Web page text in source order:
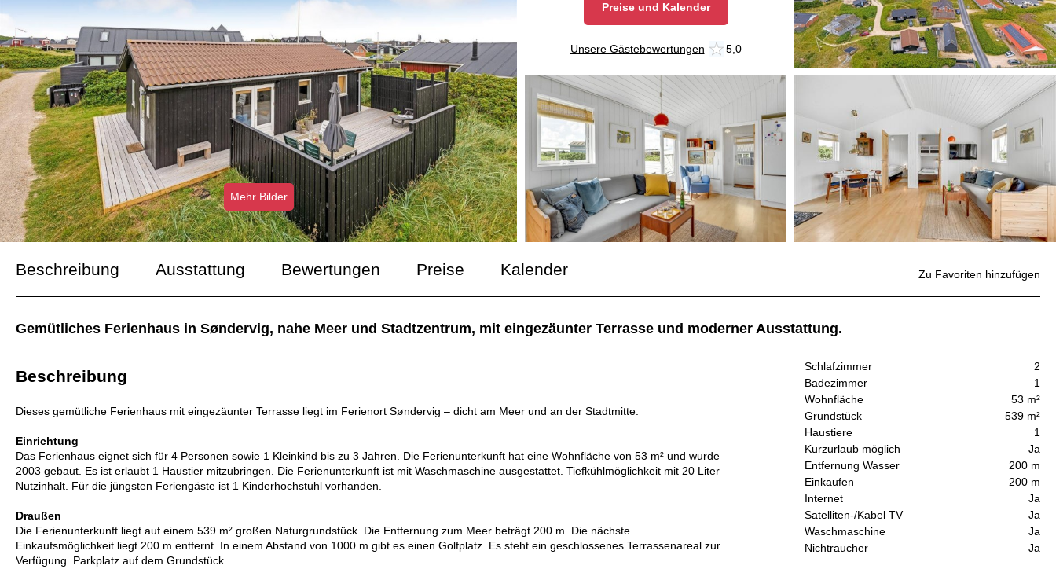
Mehr Bilder
Preise und Kalender
Unsere Gästebewertungen 5,0
Beschreibung Ausstattung Bewertungen Preise Kalender
Gemütliches Ferienhaus in Søndervig, nahe Meer und Stadtzentrum, mit eingezäunter Terrasse und moderner Ausstattung.
Schlafzimmer
2
Badezimmer
1
Wohnfläche
53 m²
Grundstück
539 m²
Haustiere
1
Kurzurlaub möglich
Ja
Entfernung Wasser
200 m
Einkaufen
200 m
Internet
Ja
Satelliten-/Kabel TV
Ja
Waschmaschine
Ja
Nichtraucher
Ja
Zu Favoriten hinzufügen
Beschreibung
Dieses gemütliche Ferienhaus mit eingezäunter Terrasse liegt im Ferienort Søndervig – dicht am Meer und an der Stadtmitte.
Einrichtung
Das Ferienhaus eignet sich für 4 Personen sowie 1 Kleinkind bis zu 3 Jahren. Die Ferienunterkunft hat eine Wohnfläche von 53 m² und wurde
2003 gebaut. Es ist erlaubt 1 Haustier mitzubringen. Die Ferienunterkunft ist mit Waschmaschine ausgestattet. Tiefkühlmöglichkeit mit 20 Liter
Nutzinhalt. Für die jüngsten Feriengäste ist 1 Kinderhochstuhl vorhanden.
Draußen
Die Ferienunterkunft liegt auf einem 539 m² großen Naturgrundstück. Die Entfernung zum Meer beträgt 200 m. Die nächste
Einkaufsmöglichkeit liegt 200 m entfernt. In einem Abstand von 1000 m gibt es einen Golfplatz. Es steht ein geschlossenes Terrassenareal zur
Verfügung. Parkplatz auf dem Grundstück.